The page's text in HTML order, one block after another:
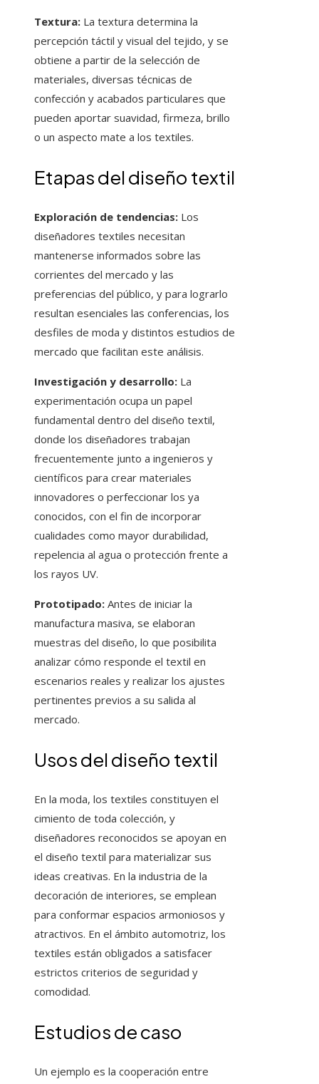
Textura: La textura determina la
percepción táctil y visual del tejido, y se
obtiene a partir de la selección de
materiales, diversas técnicas de
confección y acabados particulares que
pueden aportar suavidad, firmeza, brillo
o un aspecto mate a los textiles.
Etapas del diseño textil
Exploración de tendencias: Los
diseñadores textiles necesitan
mantenerse informados sobre las
corrientes del mercado y las
preferencias del público, y para lograrlo
resultan esenciales las conferencias, los
desfiles de moda y distintos estudios de
mercado que facilitan este análisis.
Investigación y desarrollo: La
experimentación ocupa un papel
fundamental dentro del diseño textil,
donde los diseñadores trabajan
frecuentemente junto a ingenieros y
científicos para crear materiales
innovadores o perfeccionar los ya
conocidos, con el fin de incorporar
cualidades como mayor durabilidad,
repelencia al agua o protección frente a
los rayos UV.
Prototipado: Antes de iniciar la
manufactura masiva, se elaboran
muestras del diseño, lo que posibilita
analizar cómo responde el textil en
escenarios reales y realizar los ajustes
pertinentes previos a su salida al
mercado.
Usos del diseño textil
En la moda, los textiles constituyen el
cimiento de toda colección, y
diseñadores reconocidos se apoyan en
el diseño textil para materializar sus
ideas creativas. En la industria de la
decoración de interiores, se emplean
para conformar espacios armoniosos y
atractivos. En el ámbito automotriz, los
textiles están obligados a satisfacer
estrictos criterios de seguridad y
comodidad.
Estudios de caso
Un ejemplo es la cooperación entre